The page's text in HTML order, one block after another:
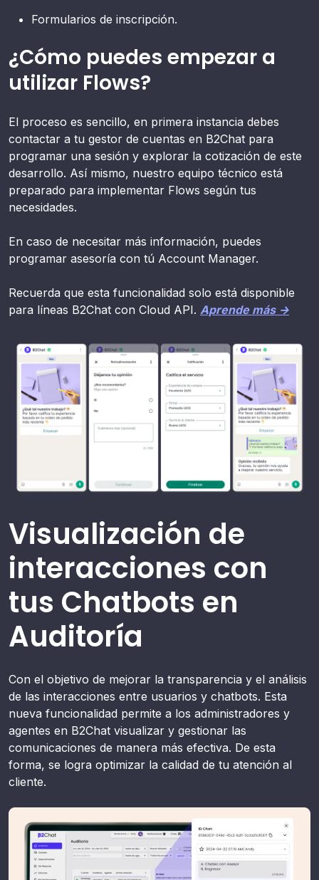
Formularios de inscripción.
¿Cómo puedes empezar a
utilizar Flows?
El proceso es sencillo, en primera instancia debes
contactar a tu gestor de cuentas en B2Chat para
programar una sesión y explorar la cotización de este
desarrollo. Así mismo, nuestro equipo técnico está
preparado para implementar Flows según tus
necesidades.
En caso de necesitar más información, puedes
programar asesoría con tú Account Manager.
Recuerda que esta funcionalidad solo está disponible
para líneas B2Chat con Cloud API. Aprende más →
Visualización de
interacciones con
tus Chatbots en
Auditoría
Con el objetivo de mejorar la transparencia y el análisis
de las interacciones entre usuarios y chatbots. Esta
nueva funcionalidad permite a los administradores y
agentes en B2Chat visualizar y gestionar las
comunicaciones de manera más efectiva. De esta
forma, se logra optimizar la calidad de tu atención al
cliente.